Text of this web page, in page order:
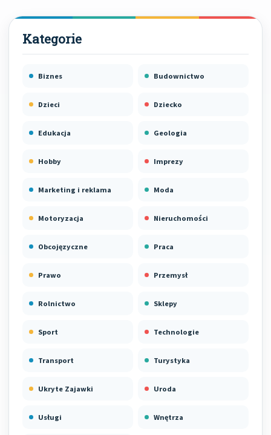
Biznes Budownictwo
Dzieci Dziecko
Edukacja Geologia
Hobby Imprezy
Marketing i reklama Moda
Motoryzacja Nieruchomości
Obcojęzyczne Praca
Prawo Przemysł
Rolnictwo Sklepy
Sport Technologie
Transport Turystyka
Ukryte Zajawki Uroda
Usługi Wnętrza